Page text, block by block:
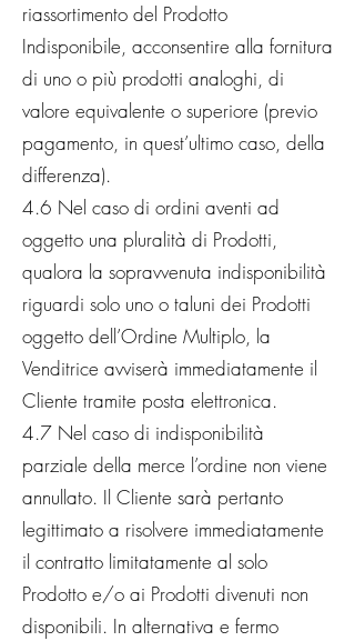
riassortimento del Prodotto
Indisponibile, acconsentire alla fornitura
di uno o più prodotti analoghi, di
valore equivalente o superiore (previo
pagamento, in quest’ultimo caso, della
differenza).
4.6 Nel caso di ordini aventi ad
oggetto una pluralità di Prodotti,
qualora la sopravvenuta indisponibilità
riguardi solo uno o taluni dei Prodotti
oggetto dell’Ordine Multiplo, la
Venditrice avviserà immediatamente il
Cliente tramite posta elettronica.
4.7 Nel caso di indisponibilità
parziale della merce l’ordine non viene
annullato. Il Cliente sarà pertanto
legittimato a risolvere immediatamente
il contratto limitatamente al solo
Prodotto e/o ai Prodotti divenuti non
disponibili. In alternativa e fermo